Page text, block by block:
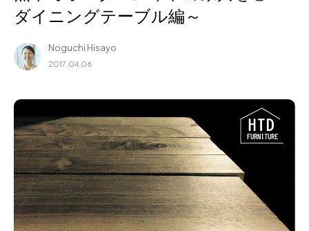
About us
for Business
ダイニングテーブル編～
Noguchi Hisayo
2017.04.06